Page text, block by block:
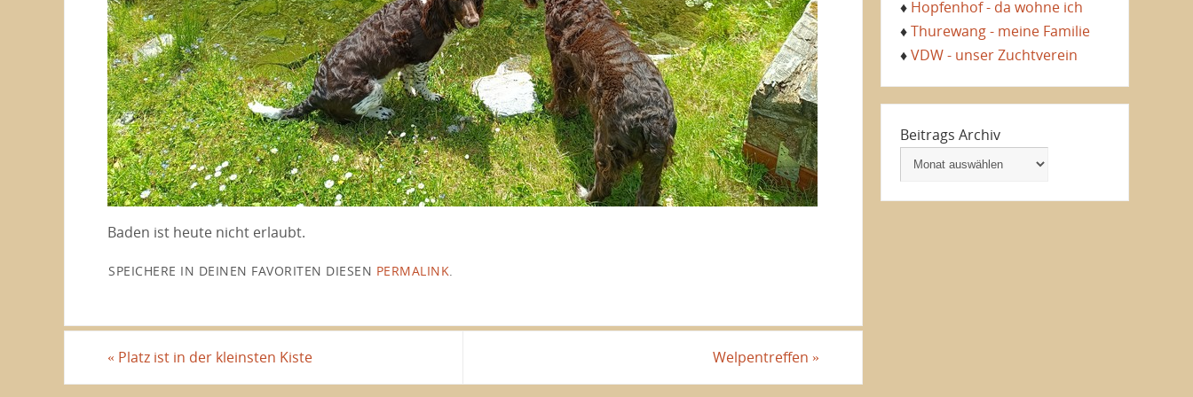
Baden ist heute nicht erlaubt.
SPEICHERE IN DEINEN FAVORITEN DIESEN PERMALINK
« Platz ist in der kleinsten Kiste Welpentreffen »
♦ Hopfenhof - da wohne ich
♦Thurewang - meine Familie
♦VDW - unser Zuchtverein
Beitrags Archiv